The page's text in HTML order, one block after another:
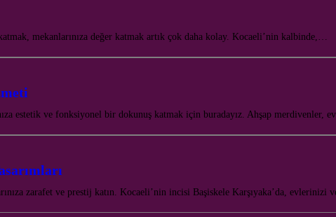
mekanlarınıza değer katmak artık çok daha kolay. Kocaeli’nin kalbinde,…
estetik ve fonksiyonel bir dokunuş katmak için buradayız. Ahşap merdivenler,
zarafet ve prestij katın. Kocaeli’nin incisi Başiskele Karşıyaka’da, evlerinizi